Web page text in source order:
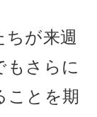
ちが来週
もさらに
ことを期